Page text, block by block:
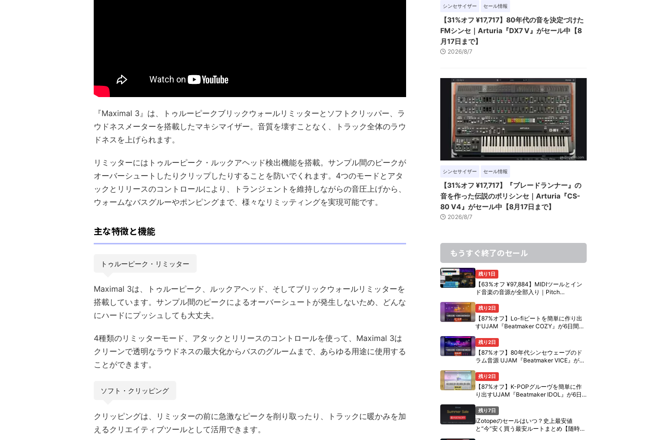
『Maximal 3』は、トゥルーピークブリックウォールリミッターとソフトクリッパー、ラ
ウドネスメーターを搭載したマキシマイザー。音質を壊すことなく、トラック全体のラウ
ドネスを上げられます。
リミッターにはトゥルーピーク・ルックアヘッド検出機能を搭載。サンプル間のピークが
オーバーシュートしたりクリップしたりすることを防いでくれます。4つのモードとアタ
ックとリリースのコントロールにより、トランジェントを維持しながらの音圧上げから、
ウォームなバスグルーやポンピングまで、様々なリミッティングを実現可能です。
主な特徴と機能
トゥルーピーク・リミッター
Maximal 3は、トゥルーピーク、ルックアヘッド、そしてブリックウォールリミッターを
搭載しています。サンプル間のピークによるオーバーシュートが発生しないため、どんな
にハードにプッシュしても大丈夫。
4種類のリミッターモード、アタックとリリースのコントロールを使って、Maximal 3は
クリーンで透明なラウドネスの最大化からバスのグルームまで、あらゆる用途に使用する
ことができます。
ソフト・クリッピング
クリッピングは、リミッターの前に急激なピークを削り取ったり、トラックに暖かみを加
えるクリエイティブツールとして活用できます。
シンセサイザー セール情報
【31%オフ ¥17,717】80年代の音を決定づけた
FMシンセ｜Arturia『DX7 V』がセール中【8
月17日まで】
2026/8/7
シンセサイザー セール情報
【31%オフ ¥17,717】『ブレードランナー』の
音を作った伝説のポリシンセ｜Arturia『CS-
80 V4』がセール中【8月17日まで】
2026/8/7
もうすぐ終了のセール
残り1日
【63%オフ ¥97,884】MIDIツールとイン
ド音楽の音源が全部入り｜Pitch
【8月10日まで】
残り2日
【87%オフ】Lo-fiビートを簡単に作り出
すUJAM『Beatmaker COZY』が6日間限
残り2日
【87%オフ】80年代シンセウェーブのド
ラム音源 UJAM『Beatmaker VICE』が6
残り2日
【87%オフ】K-POPグルーヴを簡単に作
り出すUJAM『Beatmaker IDOL』が6日
残り7日
iZotopeのセールはいつ？史上最安値
と“今”安く買う最安ルートまとめ【随時更